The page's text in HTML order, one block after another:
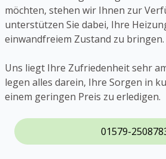
möchten, stehen wir Ihnen zur
unterstützen Sie dabei, Ihre
einwandfreiem Zustand zu bringen.
Uns liegt Ihre Zufriedenheit sehr
legen alles darein, Ihre Sorgen in
einem geringen Preis zu erledigen.
01579-